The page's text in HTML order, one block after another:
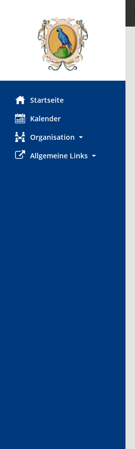
Startseite
Kalender
Organisation
Allgemeine Links